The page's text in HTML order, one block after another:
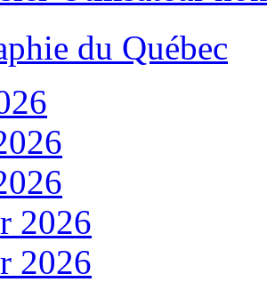
du Québec
2026
2026